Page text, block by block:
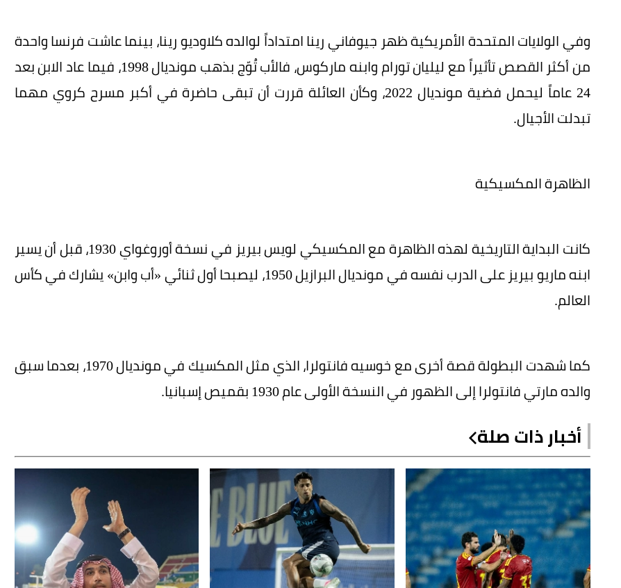
وفي الولايات المتحدة الأمريكية ظهر جيوفاني رينا امتداداً لوالده كلاوديو رينا، بينما عاشت فرنسا واحدة
من أكثر القصص تأثيراً مع ليليان تورام وابنه ماركوس، فالأب تُوّج بذهب مونديال 1998، فيما عاد الابن بعد
24 عاماً ليحمل فضية مونديال 2022، وكأن العائلة قررت أن تبقى حاضرة في أكبر مسرح كروي مهما
تبدلت الأجيال.
الظاهرة المكسيكية
كانت البداية التاريخية لهذه الظاهرة مع المكسيكي لويس بيريز في نسخة أوروغواي 1930، قبل أن يسير
ابنه ماريو بيريز على الدرب نفسه في مونديال البرازيل 1950، ليصبحا أول ثنائي «أب وابن» يشارك في كأس
العالم.
كما شهدت البطولة قصة أخرى مع خوسيه فانتولرا، الذي مثل المكسيك في مونديال 1970، بعدما سبق
والده مارتي فانتولرا إلى الظهور في النسخة الأولى عام 1930 بقميص إسبانيا.
أخبار ذات صلة